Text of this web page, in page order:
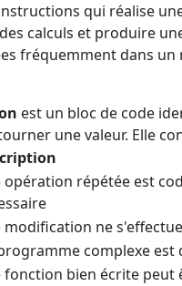
qui réalise
calculs et produire
fréquemment dans
est un bloc de code
une valeur. Elle
opération répétée est
modification ne
complexe est
fonction bien écrite